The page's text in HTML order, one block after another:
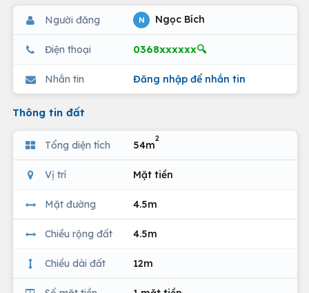
Người đăng N Ngọc Bích
Điện thoại 0368xxxxxx🔍
Nhắn tin Đăng nhập để nhắn tin
Thông tin đất
Tổng diện tích 54m
2
Vị trí Mặt tiền
Mặt đường 4.5m
Chiều rộng đất 4.5m
Chiều dài đất 12m